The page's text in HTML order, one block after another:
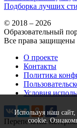
Подборка лучших
Используя наш
cookie.
© 2018 – 2026
Образовательный
Все права защищены
О проекте
Контакты
Политика
Условия
Перепечатка